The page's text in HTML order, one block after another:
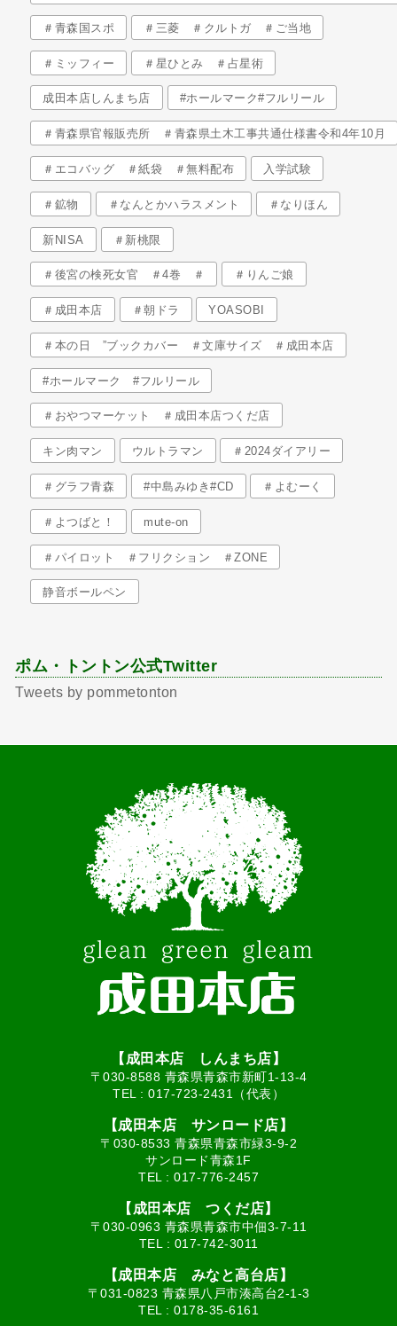
＃青森国スポ ＃三菱 ＃クルトガ ＃ご当地
＃ミッフィー ＃星ひとみ ＃占星術
成田本店しんまち店 #ホールマーク#フルリール
＃青森県官報販売所 ＃青森県土木工事共通仕様書令和4年10月
＃エコバッグ ＃紙袋 ＃無料配布 入学試験
＃鉱物 ＃なんとかハラスメント ＃なりほん
新NISA ＃新桃限
＃後宮の検死女官 ＃4巻 ＃ ＃りんご娘
＃成田本店 ＃朝ドラ YOASOBI
＃本の日 ”ブックカバー ＃文庫サイズ ＃成田本店
#ホールマーク #フルリール
＃おやつマーケット ＃成田本店つくだ店
キン肉マン ウルトラマン ＃2024ダイアリー
＃グラフ青森 #中島みゆき#CD ＃よむーく
＃よつばと！ mute-on
＃パイロット ＃フリクション ＃ZONE
静音ボールペン
ポム・トントン公式Twitter
Tweets by pommetonton
【成田本店 しんまち店】
〒030-8588 青森県青森市新町1-13-4
TEL : 017-723-2431（代表）
【成田本店 サンロード店】
〒030-8533 青森県青森市緑3-9-2
サンロード青森1F
TEL : 017-776-2457
【成田本店 つくだ店】
〒030-0963 青森県青森市中佃3-7-11
TEL : 017-742-3011
【成田本店 みなと高台店】
〒031-0823 青森県八戸市湊高台2-1-3
TEL : 0178-35-6161